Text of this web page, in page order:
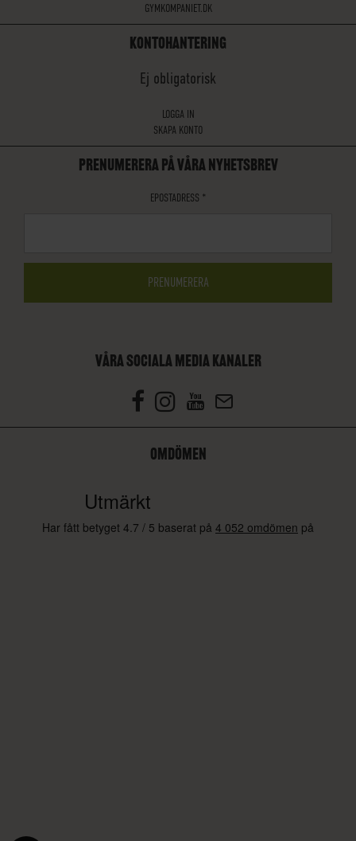
GYMKOMPANIET.DK
KONTOHANTERING
Ej obligatorisk
LOGGA IN
SKAPA KONTO
PRENUMERERA PÅ VÅRA NYHETSBREV
EPOSTADRESS *
VÅRA SOCIALA MEDIA KANALER
OMDÖMEN